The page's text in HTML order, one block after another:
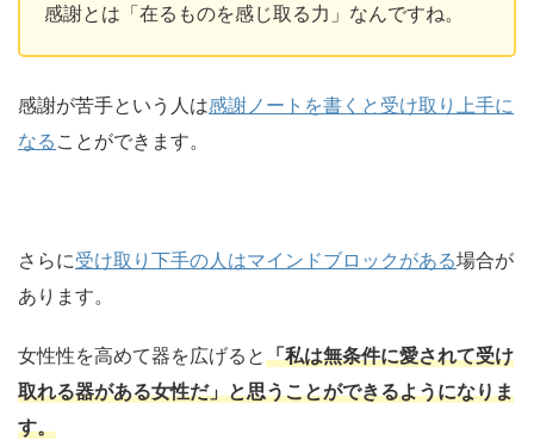
感謝とは「在るものを感じ取る力」なんですね。
感謝が苦手という人は感謝ノートを書くと受け取り上手に
なる ことができます。
さらに受け取り下手の人はマインドブロックがある場合が
あります。
女性性を高めて器を広げると「私は無条件に愛されて受け
取れる器がある女性だ」と思うことができるようになりま
す。